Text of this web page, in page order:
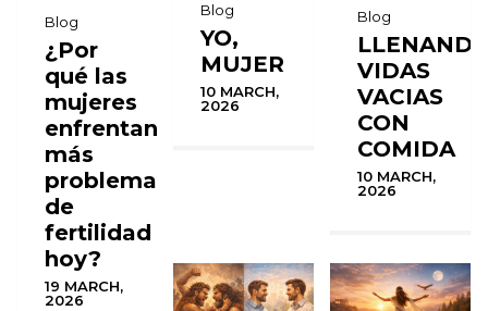
Blog
¿Por
qué las
mujeres
enfrentan
más
problemas
de
fertilidad
hoy?
19 MARCH,
2026
Blog
YO,
MUJER
10 MARCH,
2026
Blog
VIDAS
VACIAS
CON
COMIDA
10 MARCH,
2026